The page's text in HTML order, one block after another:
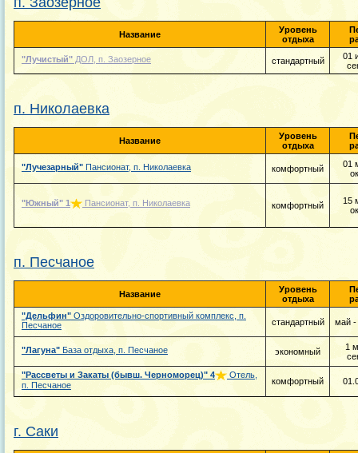
Название
Уровень
отдыха
"Лучистый" ДОЛ, п. Заозерное стандартный
01
п. Николаевка
Название
Уровень
отдыха
"Лучезарный" Пансионат, п. Николаевка комфортный
01
"Южный" 1 Пансионат, п. Николаевка комфортный
15
п. Песчаное
Название
Уровень
отдыха
"Дельфин" Оздоровительно-спортивный комплекс, п.
Песчаное
стандартный май -
"Лагуна" База отдыха, п. Песчаное экономный
1
"Рассветы и Закаты (бывш. Черноморец)" 4
Отель,
п. Песчаное
комфортный
г. Саки